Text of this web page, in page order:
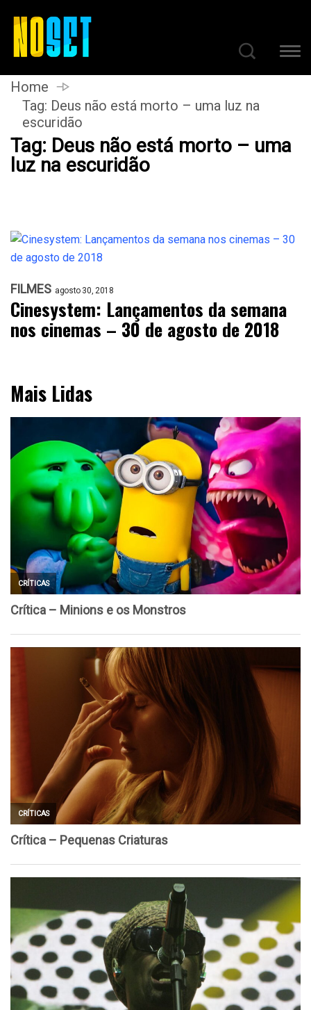
Home
Tag: Deus não está morto – uma luz na
escuridão
Tag: Deus não está morto – uma
luz na escuridão
FILMES agosto 30, 2018
Cinesystem: Lançamentos da semana
nos cinemas – 30 de agosto de 2018
Mais Lidas